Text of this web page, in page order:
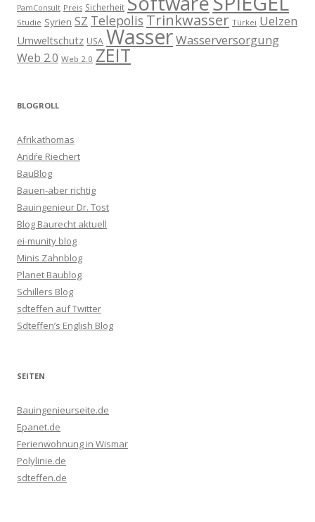
PamConsult Preis Sicherheit
Studie Syrien SZ Telepolis Trinkwasser Türkei Uelzen
Umweltschutz USA WasserWasserversorgung
Web 2.0 Web 2.0 ZEIT
BLOGROLL
Afrikathomas
Andŕe Riechert
BauBlog
Bauen-aber richtig
Bauingenieur Dr. Tost
Blog Baurecht aktuell
ei-munity blog
Minis Zahnblog
Planet Baublog
Schillers Blog
sdteffen auf Twitter
Sdteffen’s English Blog
SEITEN
Bauingenieurseite.de
Epanet.de
Ferienwohnung in Wismar
Polylinie.de
sdteffen.de